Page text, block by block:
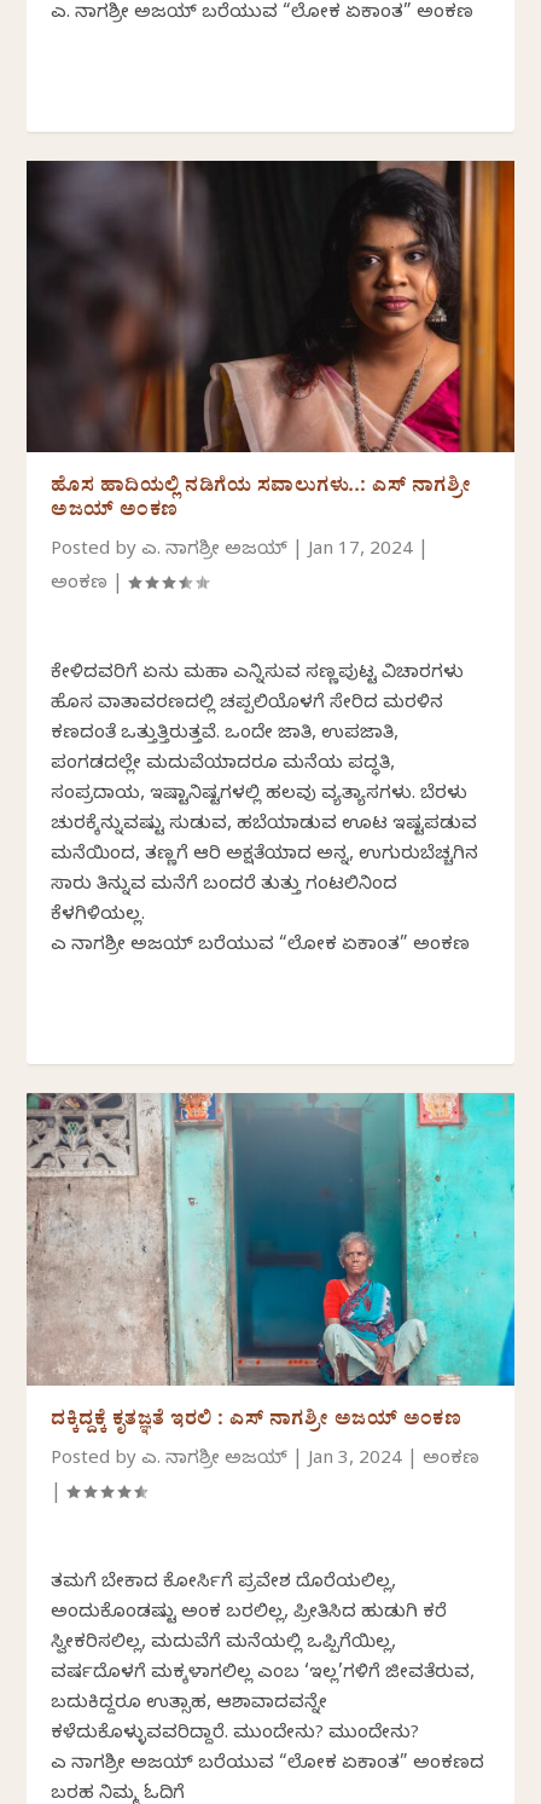
ಎಸ್. ನಾಗಶ್ರೀ ಅಜಯ್ ಬರೆಯುವ “ಲೋಕ ಏಕಾಂತ” ಅಂಕಣ
ಹೊಸ ಹಾದಿಯಲ್ಲಿ ನಡಿಗೆಯ ಸವಾಲುಗಳು..: ಎಸ್ ನಾಗಶ್ರೀ
ಅಜಯ್ ಅಂಕಣ
Posted byಎಸ್. ನಾಗಶ್ರೀ ಅಜಯ್ |Jan 17, 2024
ಅಂಕಣ |
ಕೇಳಿದವರಿಗೆ ಏನು ಮಹಾ ಎನ್ನಿಸುವ ಸಣ್ಣಪುಟ್ಟ ವಿಚಾರಗಳು
ಹೊಸ ವಾತಾವರಣದಲ್ಲಿ ಚಪ್ಪಲಿಯೊಳಗೆ ಸೇರಿದ ಮರಳಿನ
ಕಣದಂತೆ ಒತ್ತುತ್ತಿರುತ್ತವೆ. ಒಂದೇ ಜಾತಿ, ಉಪಜಾತಿ,
ಪಂಗಡದಲ್ಲೇ ಮದುವೆಯಾದರೂ ಮನೆಯ ಪದ್ಧತಿ,
ಸಂಪ್ರದಾಯ, ಇಷ್ಟಾನಿಷ್ಟಗಳಲ್ಲಿ ಹಲವು ವ್ಯತ್ಯಾಸಗಳು. ಬೆರಳು
ಚುರಕ್ಕೆನ್ನುವಷ್ಟು ಸುಡುವ, ಹಬೆಯಾಡುವ ಊಟ ಇಷ್ಟಪಡುವ
ಮನೆಯಿಂದ, ತಣ್ಣಗೆ ಆರಿ ಅಕ್ಷತೆಯಾದ ಅನ್ನ, ಉಗುರುಬೆಚ್ಚಗಿನ
ಸಾರು ತಿನ್ನುವ ಮನೆಗೆ ಬಂದರೆ ತುತ್ತು ಗಂಟಲಿನಿಂದ
ಕೆಳಗಿಳಿಯಲ್ಲ.
ಎಸ್ ನಾಗಶ್ರೀ ಅಜಯ್ ಬರೆಯುವ “ಲೋಕ ಏಕಾಂತ” ಅಂಕಣ
ದಕ್ಕಿದ್ದಕ್ಕೆ ಕೃತಜ್ಞತೆ ಇರಲಿ : ಎಸ್ ನಾಗಶ್ರೀ ಅಜಯ್ ಅಂಕಣ
Posted byಎಸ್. ನಾಗಶ್ರೀ ಅಜಯ್ |Jan 3, 2024 |ಅಂಕಣ
|
ತಮಗೆ ಬೇಕಾದ ಕೋರ್ಸಿಗೆ ಪ್ರವೇಶ ದೊರೆಯಲಿಲ್ಲ,
ಅಂದುಕೊಂಡಷ್ಟು ಅಂಕ ಬರಲಿಲ್ಲ, ಪ್ರೀತಿಸಿದ ಹುಡುಗಿ ಕರೆ
ಸ್ವೀಕರಿಸಲಿಲ್ಲ, ಮದುವೆಗೆ ಮನೆಯಲ್ಲಿ ಒಪ್ಪಿಗೆಯಿಲ್ಲ,
ವರ್ಷದೊಳಗೆ ಮಕ್ಕಳಾಗಲಿಲ್ಲ ಎಂಬ ‘ಇಲ್ಲ’ಗಳಿಗೆ ಜೀವತೆರುವ,
ಬದುಕಿದ್ದರೂ ಉತ್ಸಾಹ, ಆಶಾವಾದವನ್ನೇ
ಕಳೆದುಕೊಳ್ಳುವವರಿದ್ದಾರೆ. ಮುಂದೇನು? ಮುಂದೇನು?
ಎಸ್ ನಾಗಶ್ರೀ ಅಜಯ್ ಬರೆಯುವ “ಲೋಕ ಏಕಾಂತ” ಅಂಕಣದ
ಬರಹ ನಿಮ್ಮ ಓದಿಗೆ